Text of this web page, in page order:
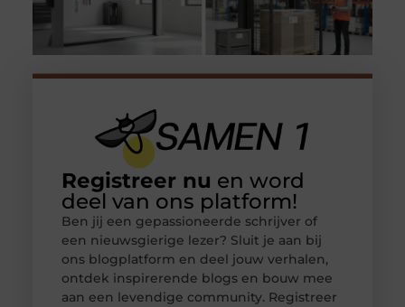
Registreer nu en word
deel van ons platform!
Ben jij een gepassioneerde schrijver of
een nieuwsgierige lezer? Sluit je aan bij
ons blogplatform en deel jouw verhalen,
ontdek inspirerende blogs en bouw mee
aan een levendige community. Registreer